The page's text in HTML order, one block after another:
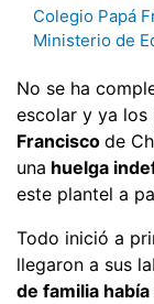
Colegio Papá
Ministerio de
No se ha
escolar y ya los
Francisco de
una huelga
este plantel a
Todo inició a
llegaron a sus
de familia